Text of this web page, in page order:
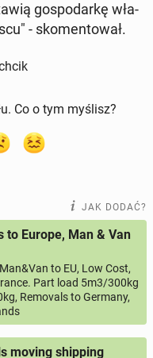
go­spo­dar­kę wła­
- sko­men­to­wał.
Co o tym myślisz?
JAK DODAĆ?
to Europe, Man & Van
to EU, Low Cost,
Part load 5m3/300kg
Removals to Germany,
moving shipping